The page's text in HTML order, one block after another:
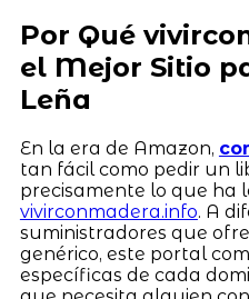
Por Qué
el Mejor Sitio
Leña
En la era de Amazon,
tan fácil como pedir un
precisamente lo que ha
vivirconmadera.info. A
suministradores que
genérico, este portal
específicas de cada